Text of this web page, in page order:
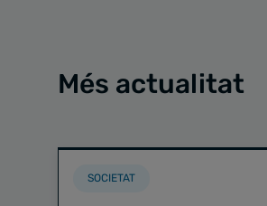
Més actualitat
SOCIETAT